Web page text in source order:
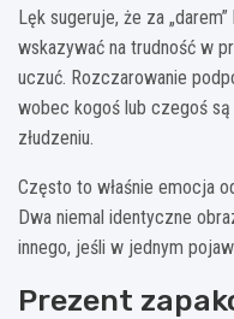
Lęk sugeruje, że za
wskazywać na trudność w
uczuć. Rozczarowanie
wobec kogoś lub czegoś są
złudzeniu.
Często to właśnie emocja
Dwa niemal identyczne
innego, jeśli w jednym
Prezent